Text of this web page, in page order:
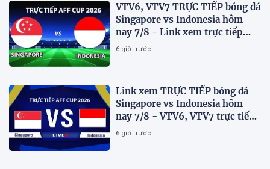
VTV6, VTV7 TRỰC TIẾP bóng đá
Singapore vs Indonesia hôm
nay 7/8 - Link xem trực tiếp
AFF Cup 2026 mới nhất
6 giờ trước
Link xem TRỰC TIẾP bóng đá
Singapore vs Indonesia hôm
nay 7/8 - VTV6, VTV7 trực tiếp
AFF Cup 2026
6 giờ trước